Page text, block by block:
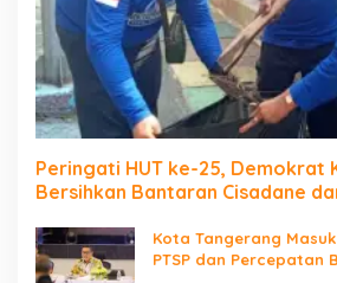
Peringati HUT ke-25, Demokrat
Bersihkan Bantaran Cisadane
Kota Tangerang
PTSP dan Percepatan